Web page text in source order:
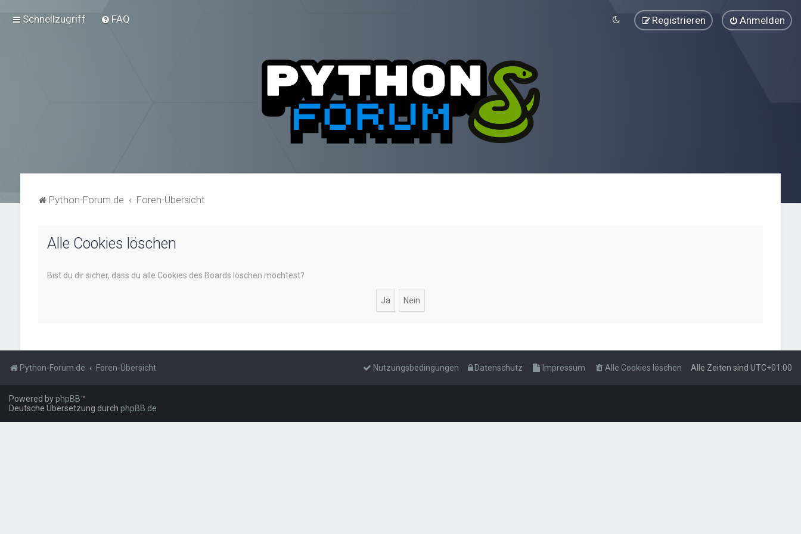
Schnellzugriff FAQ Anmelden
Registrieren
Python-Forum.de Foren-Übersicht
Alle Cookies löschen
Bist du dir sicher, dass du alle Cookies des Boards löschen möchtest?
Python-Forum.de Foren-Übersicht Alle Zeiten sind UTC+01:00
Alle Cookies löschen
Impressum
Datenschutz
Nutzungsbedingungen
Powered byphpBB™
Deutsche Übersetzung durch phpBB.de